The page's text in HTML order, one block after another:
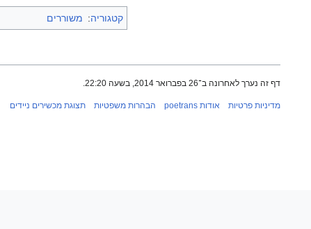
קטגוריה: משוררים
דף זה נערך לאחרונה ב־26 בפברואר 2014, בשעה 22:20.
מדיניות פרטיות אודות poetrans הבהרות משפטיות תצוגת מכשירים ניידים